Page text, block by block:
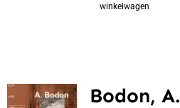
winkelwagen
Bodon, A.